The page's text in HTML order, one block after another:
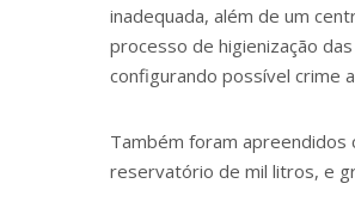
inadequada, além de um
processo de higienização
configurando possível crime
Também foram apreendidos
reservatório de mil litros, e